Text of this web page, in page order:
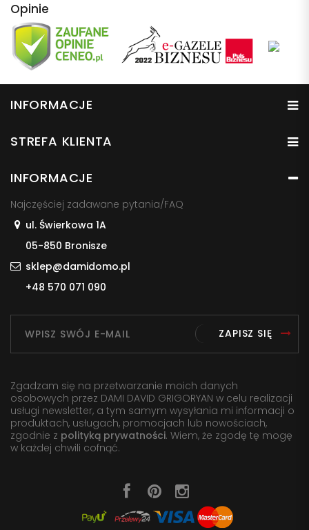
Opinie
INFORMACJE
STREFA KLIENTA
INFORMACJE
Najczęściej zadawane pytania/FAQ
ul. Świerkowa 1A
05-850 Bronisze
sklep@damidomo.pl
+48 570 071 090
ZAPISZ SIĘ
Zgadzam się na przetwarzanie moich danych
osobowych przez DAMI DAVID GRIGORYAN w celu realizacji
usługi newsletter, a tym samym wysyłania mi informacji o
produktach, usługach, promocjach lub nowościach,
zgodnie z polityką prywatności. Wiem, że zgodę tę mogę
w każdej chwili cofnąć.